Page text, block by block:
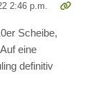
2:46 p.m.
Scheibe,
eine
definitiv